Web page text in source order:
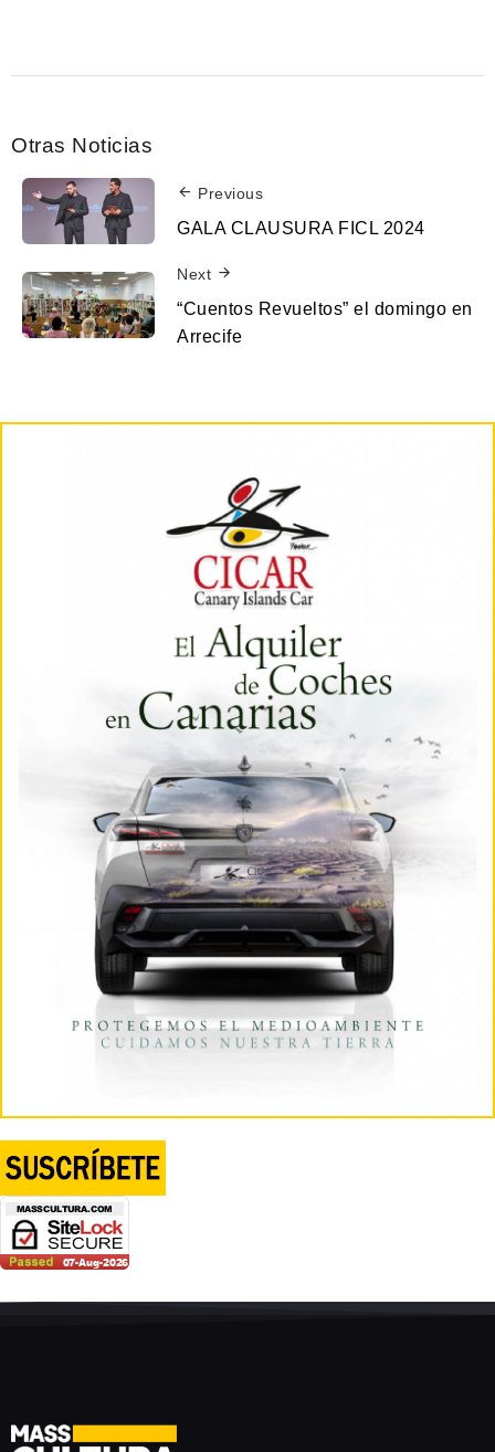
Otras Noticias
Previous
GALA CLAUSURA FICL 2024
Next
“Cuentos Revueltos” el domingo en
Arrecife